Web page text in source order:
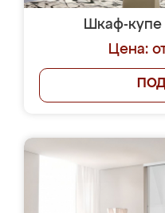
Шкаф-купе
Цена: